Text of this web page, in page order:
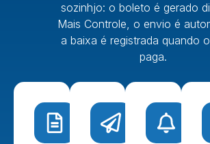
sozinhjo: o boleto é gerado
Mais Controle, o envio é
a baixa é registrada quando
paga.
01